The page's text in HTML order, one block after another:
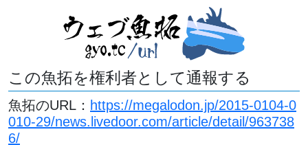
この魚拓を権利者として通報する
魚拓のURL： https://megalodon.jp/2015-0104-0
010-29/news.livedoor.com/article/detail/963738
6/